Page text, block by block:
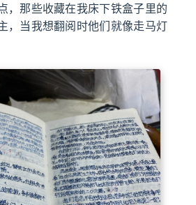
，那些收藏在我床下铁盒子里的
，当我想翻阅时他们就像走马灯